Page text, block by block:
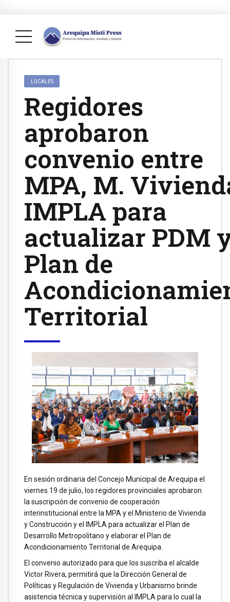
LOCALES
Regidores
aprobaron
convenio entre
MPA, M.
IMPLA para
actualizar PDM
Plan de
Territorial
En sesión ordinaria del Concejo Municipal de Arequipa el
viernes 19 de julio, los regidores provinciales aprobaron
la suscripción de convenio de cooperación
interinstitucional entre la MPA y el Ministerio de Vivienda
y Construcción y el IMPLA para actualizar el Plan de
Desarrollo Metropolitano y elaborar el Plan de
Acondicionamiento Territorial de Arequipa.
El convenio autorizado para que los suscriba el alcalde
Victor Rivera, permitirá que la Dirección General de
Políticas y Regulación de Vivienda y Urbanismo brinde
asistencia técnica y supervisión al IMPLA para lo cual la